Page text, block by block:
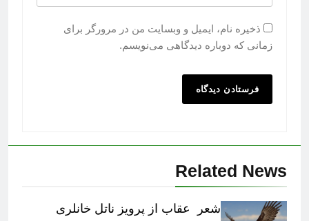
ذخیره نام، ایمیل و وبسایت من در مرورگر برای
زمانی که دوباره دیدگاهی می‌نویسم.
Related News
شعر عقاب از پرویز ناتل خانلری